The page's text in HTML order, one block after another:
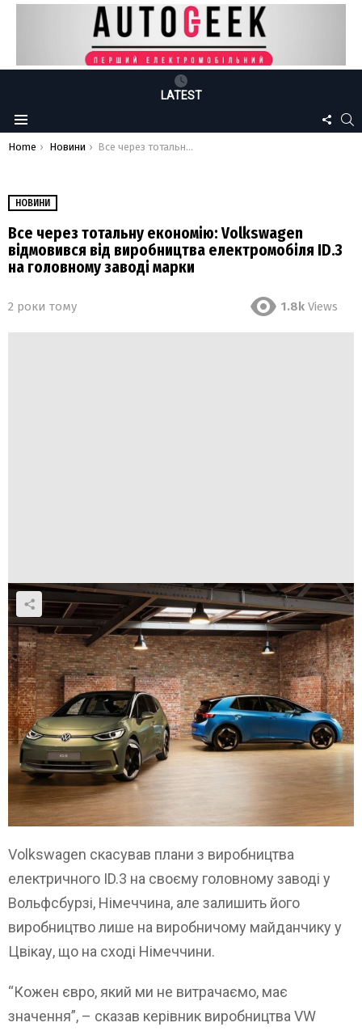
LATEST
Menu
US
You are here:
Home Новини Все через тотальну економію: Volkswagen відмовився від виробництва електромобіля ID.3 на головному заводі марки
НОВИНИ
Все через тотальну економію: Volkswagen
відмовився від виробництва електромобіля ID.3
на головному заводі марки
2 роки тому 1.8k Views
Volkswagen скасував плани з виробництва
електричного ID.3 на своєму головному заводі у
Вольфсбурзі, Німеччина, але залишить його
виробництво лише на виробничому майданчику у
Цвікау, що на сході Німеччини.
“Кожен євро, який ми не витрачаємо, має
значення”, – сказав керівник виробництва VW